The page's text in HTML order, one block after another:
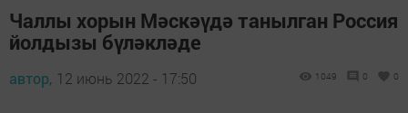
Чаллы хорын Мәскәүдә танылган Россия
йолдызы бүләкләде
автор, 12 июнь 2022 - 17:50 1049 0 0